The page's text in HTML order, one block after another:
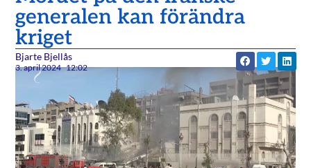
generalen kan förändra
kriget
Bjarte Bjellås
3. april 2024 12:02